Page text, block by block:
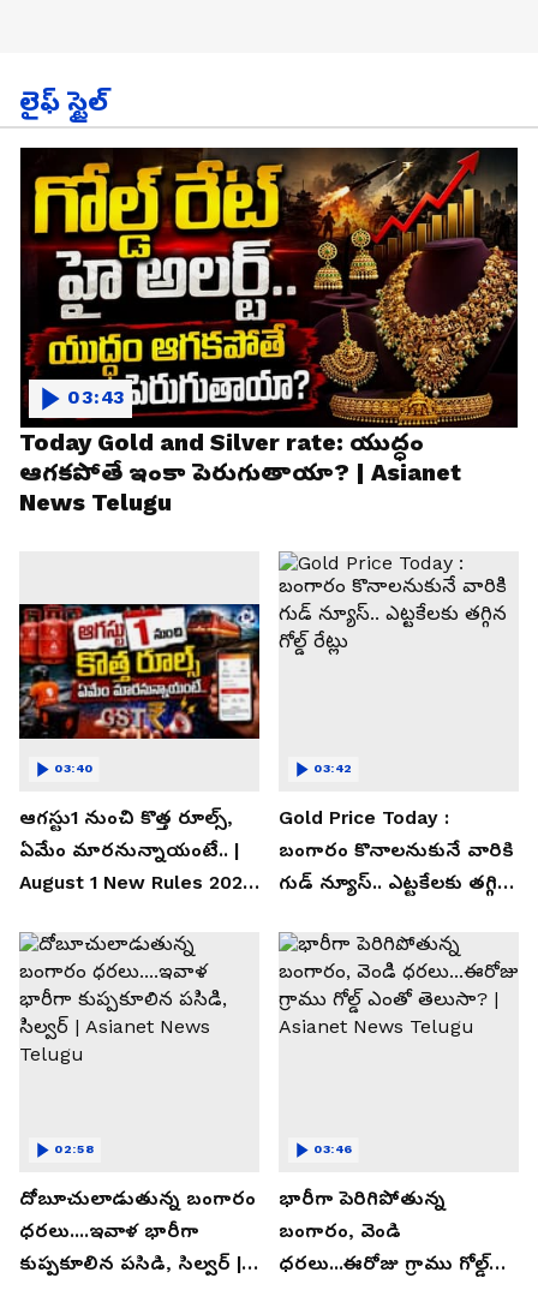
లైఫ్ స్టైల్
Today Gold and Silver rate: యుద్ధం
ఆగకపోతే ఇంకా పెరుగుతాయా? | Asianet
News Telugu
03:43
ఆగస్టు1 నుంచి కొత్త రూల్స్,
ఏమేం మారనున్నాయంటే.. |
August 1 New Rules 2026
03:40
Gold Price Today :
బంగారం కొనాలనుకునే వారికి
గుడ్ న్యూస్.. ఎట్టకేలకు తగ్గిన
03:42
దోబూచులాడుతున్న బంగారం
ధరలు....ఇవాళ భారీగా
కుప్పకూలిన పసిడి, సిల్వర్ |
02:58
భారీగా పెరిగిపోతున్న
బంగారం, వెండి
ధరలు...ఈరోజు గ్రాము గోల్డ్
03:46